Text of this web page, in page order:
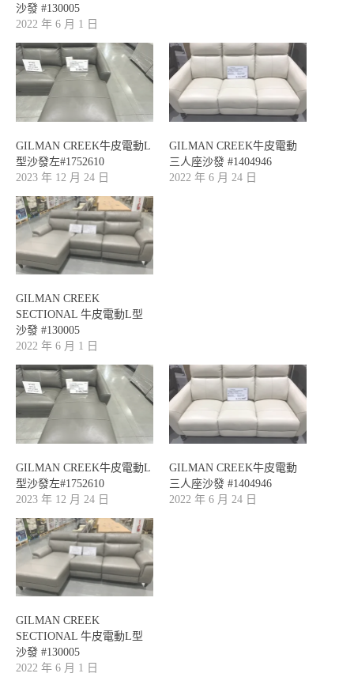
沙發 #130005
2022 年 6 月 1 日
GILMAN CREEK牛皮電動L
型沙發左#1752610
2023 年 12 月 24 日
GILMAN CREEK牛皮電動
三人座沙發 #1404946
2022 年 6 月 24 日
GILMAN CREEK
SECTIONAL 牛皮電動L型
沙發 #130005
2022 年 6 月 1 日
GILMAN CREEK牛皮電動L
型沙發左#1752610
2023 年 12 月 24 日
GILMAN CREEK牛皮電動
三人座沙發 #1404946
2022 年 6 月 24 日
GILMAN CREEK
SECTIONAL 牛皮電動L型
沙發 #130005
2022 年 6 月 1 日